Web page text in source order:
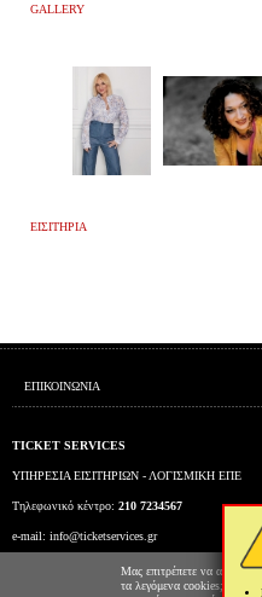
GALLERY
ΕΙΣΙΤΗΡΙΑ
ΕΠΙΚΟΙΝΩΝΙΑ
TICKET SERVICES
ΥΠΗΡΕΣΙΑ ΕΙΣΙΤΗΡΙΩΝ - ΛΟΓΙΣΜΙΚΗ ΕΠΕ
Τηλεφωνικό κέντρο: 210 7234567
e-mail: info@ticketservices.gr
Εκδοτήριο: Πανεπιστημίου 39 (Στοά
Μας επιτρέπετε να
τα λεγόμενα cookies; Με